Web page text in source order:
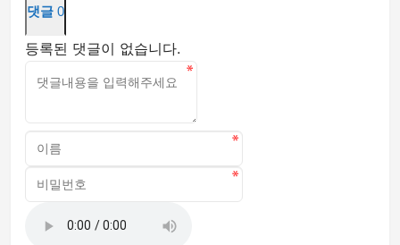
댓글 0
등록된 댓글이 없습니다.